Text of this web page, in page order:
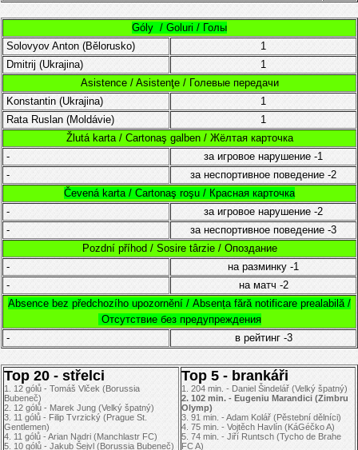
Góly / Goluri / Голы
Solovyov Anton (Bělorusko)
1
Dmitrij (Ukrajina)
1
Asistence / Asistenţe / Голевые передачи
Konstantin (Ukrajina)
1
Rata Ruslan (Moldávie)
1
Žlutá karta / Cartonaş galben / Жёлтая карточка
-
за игровое нарушение -1
-
за неспортивное поведение -2
Čevená karta / Cartonaş roşu / Красная карточка
-
за игровое нарушение -2
-
за неспортивное поведение -3
Pozdní příhod / Sosire târzie / Опоздание
-
на разминку -1
-
на матч -2
Absence bez předchozího upozornění / Absența fără notificare prealabilă /
Отсутствие без предупреждения
-
в рейтинг -3
Top 20 - střelci
1. 12 gólů - Tomáš Vlček (Borussia
Bubeneč)
2. 12 gólů - Marek Jung (Velký špatný)
3. 11 gólů - Filip Tvrzický (Prague St.
Gentlemen)
4. 11 gólů - Arian Nadri (Manchlastr FC)
5. 10 gólů - Jakub Šejvl (Borussia Bubeneč)
Top 5 - brankáři
1. 204 min. - Daniel Šindelář (Velký špatný)
2. 102 min. - Eugeniu Marandici (Zimbru
Olymp)
3. 91 min. - Adam Kolář (Pěstební dělníci)
4. 75 min. - Vojtěch Havlín (KáGéčko A)
5. 74 min. - Jiří Runtsch (Tycho de Brahe
FC A)